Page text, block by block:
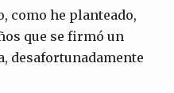
como he planteado,
que se firmó un
desafortunadamente